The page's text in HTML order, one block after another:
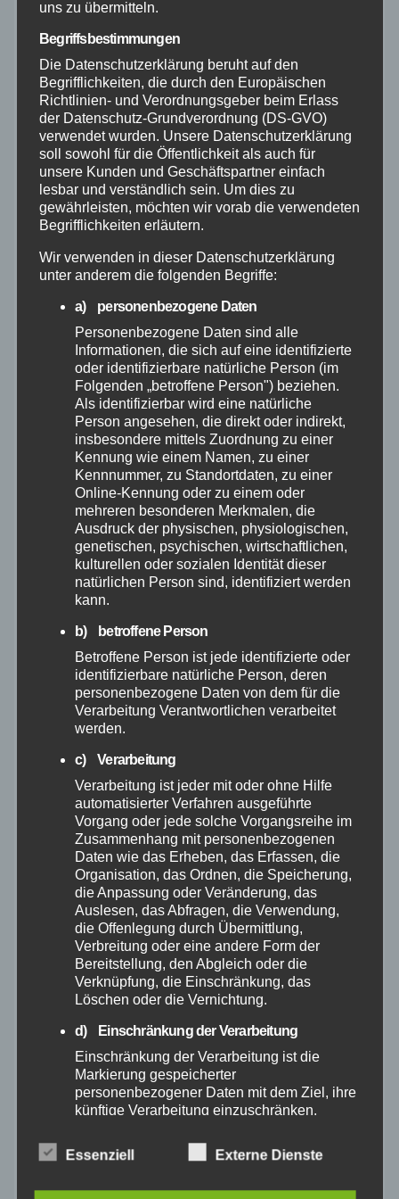
August 2026
Juli 2026
Juni 2026
Mai 2026
April 2026
März 2026
Februar 2026
Januar 2026
Dezember 2025
November 2025
Oktober 2025
September 2025
August 2025
Juli 2025
Juni 2025
Mai 2025
April 2025
März 2025
Februar 2025
Januar 2025
Dezember 2024
November 2024
Oktober 2024
September 2024
August 2024
uns zu übermitteln.
Begriffsbestimmungen
Die Datenschutzerklärung beruht auf den
Begrifflichkeiten, die durch den Europäischen
Richtlinien- und Verordnungsgeber beim Erlass
der Datenschutz-Grundverordnung (DS-GVO)
verwendet wurden. Unsere Datenschutzerklärung
soll sowohl für die Öffentlichkeit als auch für
unsere Kunden und Geschäftspartner einfach
lesbar und verständlich sein. Um dies zu
gewährleisten, möchten wir vorab die verwendeten
Begrifflichkeiten erläutern.
Wir verwenden in dieser Datenschutzerklärung
unter anderem die folgenden Begriffe:
a) personenbezogene Daten
Personenbezogene Daten sind alle
Informationen, die sich auf eine identifizierte
oder identifizierbare natürliche Person (im
Folgenden „betroffene Person") beziehen.
Als identifizierbar wird eine natürliche
Person angesehen, die direkt oder indirekt,
insbesondere mittels Zuordnung zu einer
Kennung wie einem Namen, zu einer
Kennnummer, zu Standortdaten, zu einer
Online-Kennung oder zu einem oder
mehreren besonderen Merkmalen, die
Ausdruck der physischen, physiologischen,
genetischen, psychischen, wirtschaftlichen,
kulturellen oder sozialen Identität dieser
natürlichen Person sind, identifiziert werden
kann.
b) betroffene Person
Betroffene Person ist jede identifizierte oder
identifizierbare natürliche Person, deren
personenbezogene Daten von dem für die
Verarbeitung Verantwortlichen verarbeitet
werden.
c) Verarbeitung
Verarbeitung ist jeder mit oder ohne Hilfe
automatisierter Verfahren ausgeführte
Vorgang oder jede solche Vorgangsreihe im
Zusammenhang mit personenbezogenen
Daten wie das Erheben, das Erfassen, die
Organisation, das Ordnen, die Speicherung,
die Anpassung oder Veränderung, das
Auslesen, das Abfragen, die Verwendung,
die Offenlegung durch Übermittlung,
Verbreitung oder eine andere Form der
Bereitstellung, den Abgleich oder die
Verknüpfung, die Einschränkung, das
Löschen oder die Vernichtung.
d) Einschränkung der Verarbeitung
Einschränkung der Verarbeitung ist die
Markierung gespeicherter
personenbezogener Daten mit dem Ziel, ihre
künftige Verarbeitung einzuschränken.
Essenziell Externe Dienste